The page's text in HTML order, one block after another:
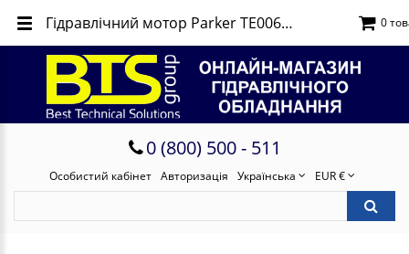
0 (800) 500 - 511
Особистий кабінет Авторизація Українська EUR €
0
Гідравлічний мотор Parker TE0065CN260LAAY